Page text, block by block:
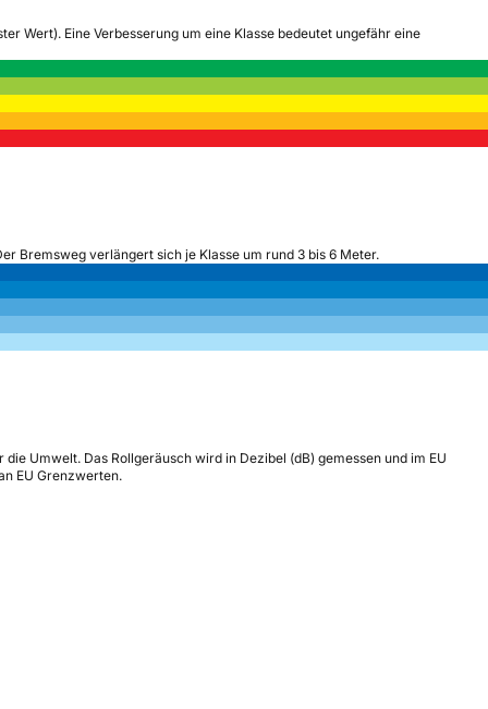
Wert). Eine Verbesserung um eine Klasse bedeutet ungefähr eine
Bremsweg verlängert sich je Klasse um rund 3 bis 6 Meter.
Umwelt. Das Rollgeräusch wird in Dezibel (dB) gemessen und im EU
EU Grenzwerten.